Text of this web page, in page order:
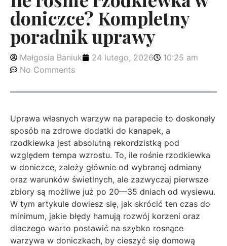
doniczce? Kompletny
poradnik uprawy
Małgosia Baniuk 24 lutego, 2026
10:25 am
No Comments
Uprawa własnych warzyw na parapecie to doskonały
sposób na zdrowe dodatki do kanapek, a
rzodkiewka jest absolutną rekordzistką pod
względem tempa wzrostu. To, ile rośnie rzodkiewka
w doniczce, zależy głównie od wybranej odmiany
oraz warunków świetlnych, ale zazwyczaj pierwsze
zbiory są możliwe już po 20—35 dniach od wysiewu.
W tym artykule dowiesz się, jak skrócić ten czas do
minimum, jakie błędy hamują rozwój korzeni oraz
dlaczego warto postawić na szybko rosnące
warzywa w doniczkach, by cieszyć się domową